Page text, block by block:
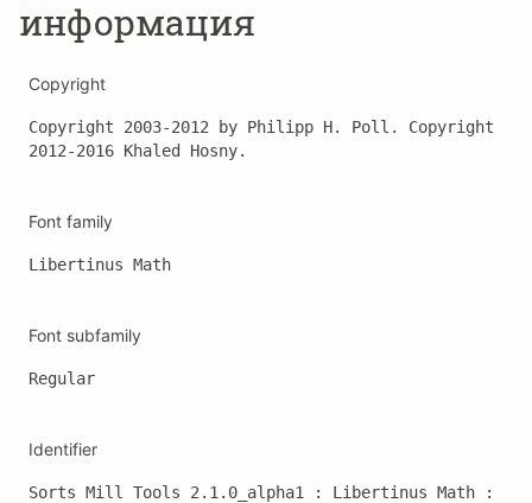
информация
Copyright
Copyright 2003-2012 by Philipp H. Poll. Copyright
2012-2016 Khaled Hosny.
Font family
Libertinus Math
Font subfamily
Regular
Identifier
Sorts Mill Tools 2.1.0_alpha1 : Libertinus Math :